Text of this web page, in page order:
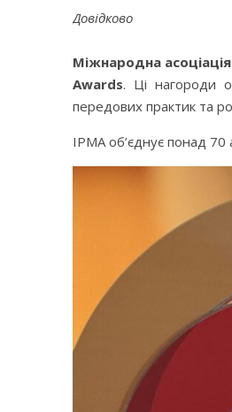
Довідково
Міжнародна
Awards. Ці нагороди
передових практик та
IPMA об’єднує понад 70